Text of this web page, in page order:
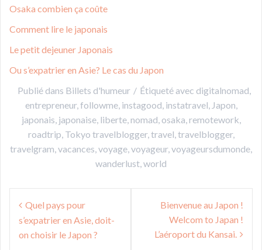
Osaka combien ça coûte
Comment lire le japonais
Le petit dejeuner Japonais
Ou s’expatrier en Asie? Le cas du Japon
Publié dans Billets d'humeur Étiqueté avec digitalnomad,
entrepreneur,followme, instagood, instatravel, Japon,
japonais, japonaise, liberte,nomad, osaka,remotework,
roadtrip, Tokyo travelblogger,travel,travelblogger,
travelgram,vacances,voyage,voyageur,voyageursdumonde,
wanderlust,world
Navigation
de
l’article
Quel pays pour
s’expatrier en Asie, doit-
on choisir le Japon ?
Bienvenue au Japon !
Welcom to Japan !
L’aéroport du Kansai.